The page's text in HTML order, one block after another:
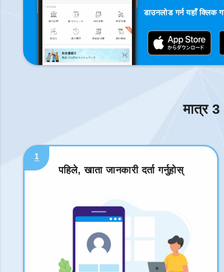
डाउनलोड गर्न यहाँ क्लिक
मात्र
1
पहिले, खाता जानकारी दर्ता गर्नुहोस्